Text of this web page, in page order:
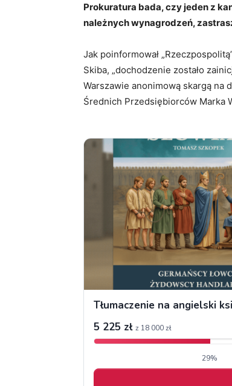
Prokuratura bada, czy jeden z
należnych wynagrodzeń,
Jak poinformował
Skiba, „dochodzenie zostało
Warszawie anonimową skargą na
Średnich Przedsiębiorców Marka